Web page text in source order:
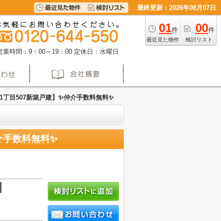
最終更新：2026年08月07日
01件
最近見た物件
00件
検討リスト
業時間：9：00～19：00 定休日：水曜日
目507新築戸建】✨️仲介手数料無料✨️
数料無料✨️